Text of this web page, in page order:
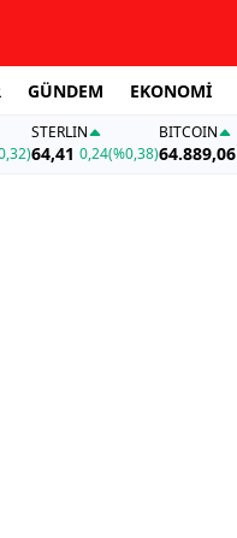
GÜNDEM EKONOMİ
STERLIN
64,41 0,24(%0,38)
BITCOIN
64.889,06